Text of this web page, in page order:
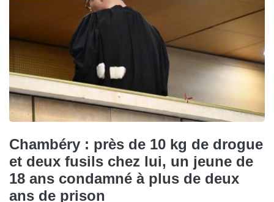
Chambéry : près de 10 kg de drogue
et deux fusils chez lui, un jeune de
18 ans condamné à plus de deux
ans de prison